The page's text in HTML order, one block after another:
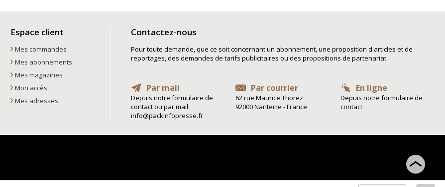
Espace client
Mes commandes
Mes abonnements
Mes magazines
Mon accès
Mes adresses
Contactez-nous
Pour toute demande, que ce soit concernant un abonnement, une proposition d'articles et de
reportages, des demandes de tarifs publicitaires ou des propositions de partenariat
Par mail
Depuis notre formulaire de
contact ou par mail:
info@packinfopresse.fr
Par courrier
62 rue Maurice Thorez
92000 Nanterre - France
En ligne
Depuis notre formulaire de
contact